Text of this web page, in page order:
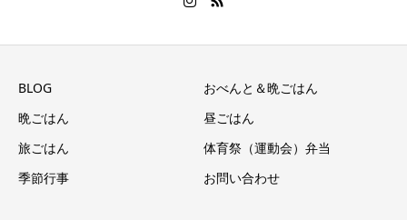
BLOG
おべんと＆晩ごはん
晩ごはん
昼ごはん
旅ごはん
体育祭（運動会）弁当
季節行事
お問い合わせ